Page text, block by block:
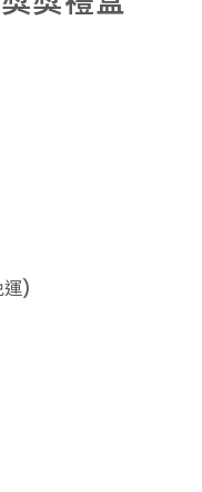
獎禮盒